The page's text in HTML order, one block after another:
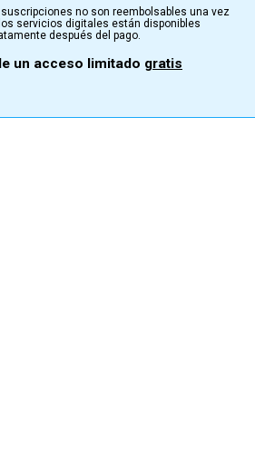
no son reembolsables una vez
servicios digitales están disponibles
después del pago.
un acceso limitado gratis